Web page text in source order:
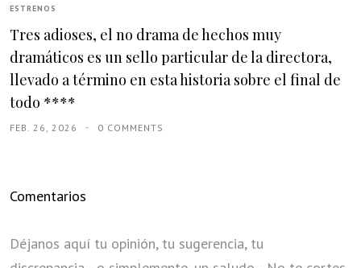
ESTRENOS
Tres adioses, el no drama de hechos muy
dramáticos es un sello particular de la directora,
llevado a término en esta historia sobre el final de
todo ****
FEB. 26, 2026 0 COMMENTS
Comentarios
Déjanos aquí tu opinión, tu sugerencia, tu